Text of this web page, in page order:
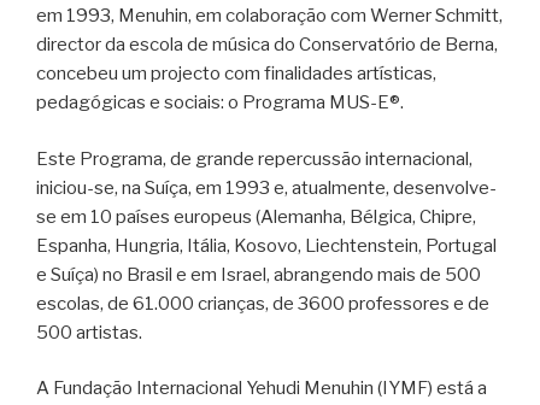
em 1993, Menuhin, em colaboração com Werner Schmitt,
director da escola de música do Conservatório de Berna,
concebeu um projecto com finalidades artísticas,
pedagógicas e sociais: o Programa MUS-E®.
Este Programa, de grande repercussão internacional,
iniciou-se, na Suíça, em 1993 e, atualmente, desenvolve-
se em 10 países europeus (Alemanha, Bélgica, Chipre,
Espanha, Hungria, Itália, Kosovo, Liechtenstein, Portugal
e Suíça) no Brasil e em Israel, abrangendo mais de 500
escolas, de 61.000 crianças, de 3600 professores e de
500 artistas.
A Fundação Internacional Yehudi Menuhin (IYMF) está a